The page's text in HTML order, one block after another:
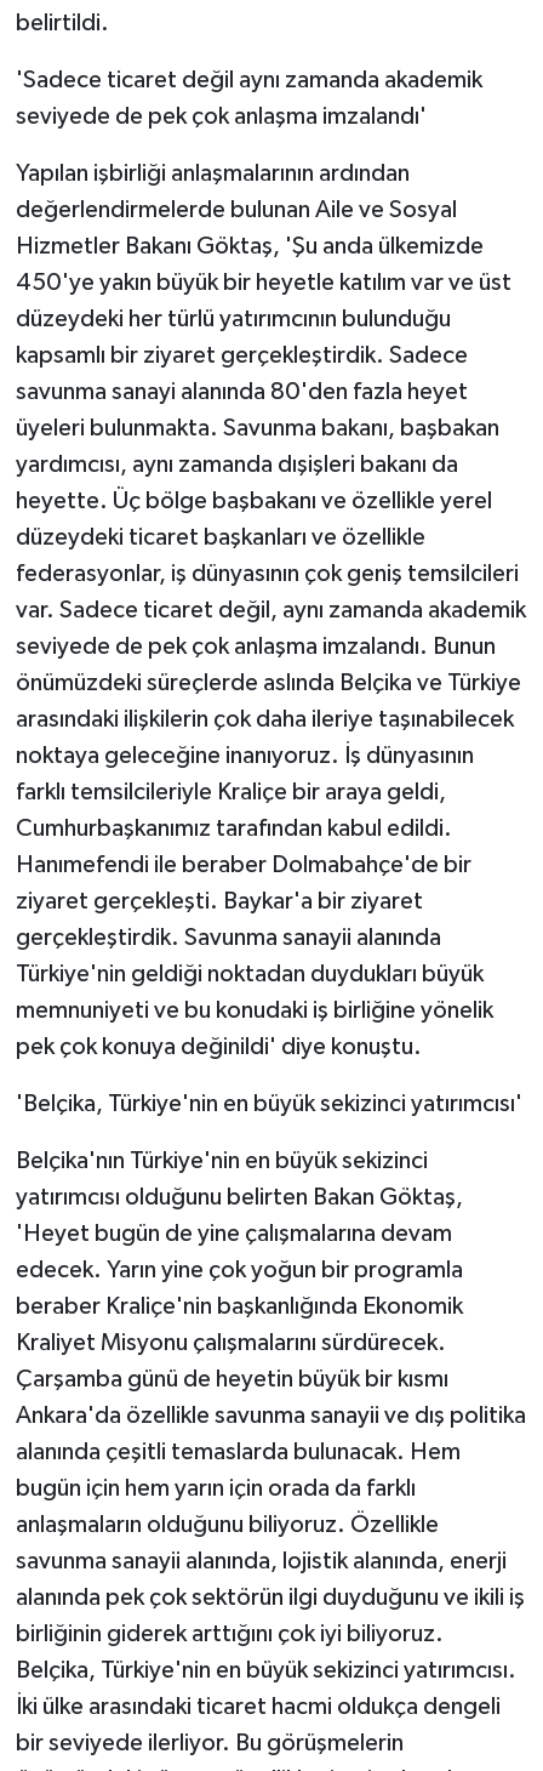
belirtildi.
'Sadece ticaret değil aynı zamanda akademik
seviyede de pek çok anlaşma imzalandı'
Yapılan işbirliği anlaşmalarının ardından
değerlendirmelerde bulunan Aile ve Sosyal
Hizmetler Bakanı Göktaş, 'Şu anda ülkemizde
450'ye yakın büyük bir heyetle katılım var ve üst
düzeydeki her türlü yatırımcının bulunduğu
kapsamlı bir ziyaret gerçekleştirdik. Sadece
savunma sanayi alanında 80'den fazla heyet
üyeleri bulunmakta. Savunma bakanı, başbakan
yardımcısı, aynı zamanda dışişleri bakanı da
heyette. Üç bölge başbakanı ve özellikle yerel
düzeydeki ticaret başkanları ve özellikle
federasyonlar, iş dünyasının çok geniş temsilcileri
var. Sadece ticaret değil, aynı zamanda akademik
seviyede de pek çok anlaşma imzalandı. Bunun
önümüzdeki süreçlerde aslında Belçika ve Türkiye
arasındaki ilişkilerin çok daha ileriye taşınabilecek
noktaya geleceğine inanıyoruz. İş dünyasının
farklı temsilcileriyle Kraliçe bir araya geldi,
Cumhurbaşkanımız tarafından kabul edildi.
Hanımefendi ile beraber Dolmabahçe'de bir
ziyaret gerçekleşti. Baykar'a bir ziyaret
gerçekleştirdik. Savunma sanayii alanında
Türkiye'nin geldiği noktadan duydukları büyük
memnuniyeti ve bu konudaki iş birliğine yönelik
pek çok konuya değinildi' diye konuştu.
'Belçika, Türkiye'nin en büyük sekizinci yatırımcısı'
Belçika'nın Türkiye'nin en büyük sekizinci
yatırımcısı olduğunu belirten Bakan Göktaş,
'Heyet bugün de yine çalışmalarına devam
edecek. Yarın yine çok yoğun bir programla
beraber Kraliçe'nin başkanlığında Ekonomik
Kraliyet Misyonu çalışmalarını sürdürecek.
Çarşamba günü de heyetin büyük bir kısmı
Ankara'da özellikle savunma sanayii ve dış politika
alanında çeşitli temaslarda bulunacak. Hem
bugün için hem yarın için orada da farklı
anlaşmaların olduğunu biliyoruz. Özellikle
savunma sanayii alanında, lojistik alanında, enerji
alanında pek çok sektörün ilgi duyduğunu ve ikili iş
birliğinin giderek arttığını çok iyi biliyoruz.
Belçika, Türkiye'nin en büyük sekizinci yatırımcısı.
İki ülke arasındaki ticaret hacmi oldukça dengeli
bir seviyede ilerliyor. Bu görüşmelerin
ÜLKE GÜNDEMİ
YAŞAM
YEREL
Yerel Haberler